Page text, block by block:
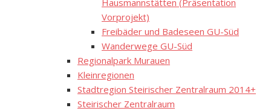
Hausmannstätten (Präsentation
Vorprojekt)
Freibäder und Badeseen GU-Süd
Wanderwege GU-Süd
Regionalpark Murauen
Kleinregionen
Stadtregion Steirischer Zentralraum 2014+
Steirischer Zentralraum